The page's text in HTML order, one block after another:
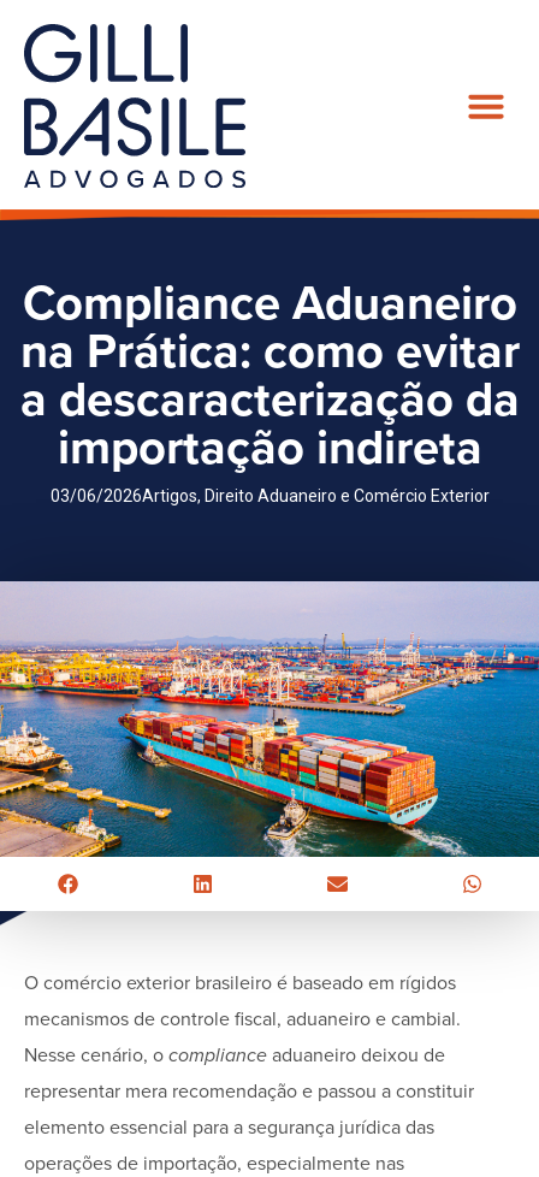
Compliance Aduaneiro
na Prática: como evitar
a descaracterização da
importação indireta
03/06/2026Artigos, Direito Aduaneiro e Comércio Exterior
O comércio exterior brasileiro é baseado em rígidos
mecanismos de controle fiscal, aduaneiro e cambial.
Nesse cenário, o compliance aduaneiro deixou de
representar mera recomendação e passou a constituir
elemento essencial para a segurança jurídica das
operações de importação, especialmente nas